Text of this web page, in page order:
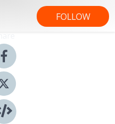
FOLLOW